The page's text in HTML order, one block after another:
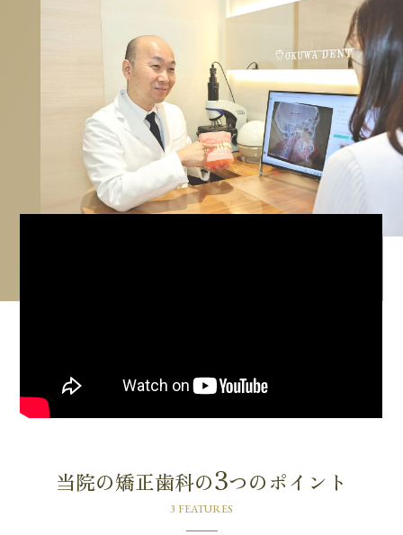
当院の矯正歯科の3つのポイント
3 FEATURES